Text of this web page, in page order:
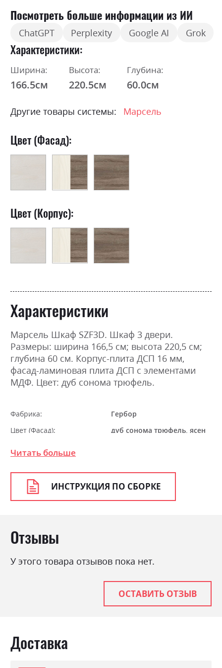
Посмотреть больше информации из ИИ
ChatGPT Perplexity Google AI Grok
Характеристики
Ширина:
166.5см
Высота:
220.5см
Глубина:
60.0см
Другие товары системы: Марсель
Цвет (Фасад):
Цвет (Корпус):
Характеристики
Марсель Шкаф SZF3D. Шкаф 3 двери.
Размеры: ширина 166,5 см; высота 220,5 см;
глубина 60 см. Корпус-плита ДСП 16 мм,
фасад-ламиновая плита ДСП с элементами
МДФ. Цвет: дуб сонома трюфель.
Фабрика:
Гербор
Цвет (Фасад):
дуб сонома трюфель, ясен
сніжний, ясен сніжний/дуб
сонома трюфель
Цвет материала
дуб сонома трюфель
Материал
Читать больше
ИНСТРУКЦИЯ ПО СБОРКЕ
Отзывы
У этого товара отзывов пока нет.
ОСТАВИТЬ ОТЗЫВ
Доставка